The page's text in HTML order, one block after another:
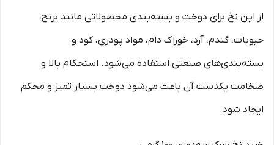
از این نخ برای دوخت و بسته‌بندی محصولاتی مانند برنج،
حبوبات، گندم، آرد، خوراک دام، مواد پودری، کود و
بسته‌بندی‌های صنعتی استفاده می‌شود. استحکام بالا و
ضخامت یکدست آن باعث می‌شود دوخت بسیار تمیز و محکم
ایجاد شود.